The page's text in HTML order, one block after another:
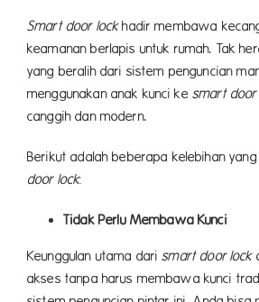
Smart door lockhadir membawa
keamanan berlapis untuk rumah. Tak
yang beralih dari sistem penguncian
menggunakan anak kunci ke smart door
canggih dan modern.
Berikut adalah beberapa kelebihan
door lock:
Tidak Perlu Membawa Kunci
Keunggulan utama darismart door lock
akses tanpa harus membawa kunci